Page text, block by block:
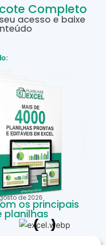
Completo
acesso e baixe
de 2026
os principais
planilhas